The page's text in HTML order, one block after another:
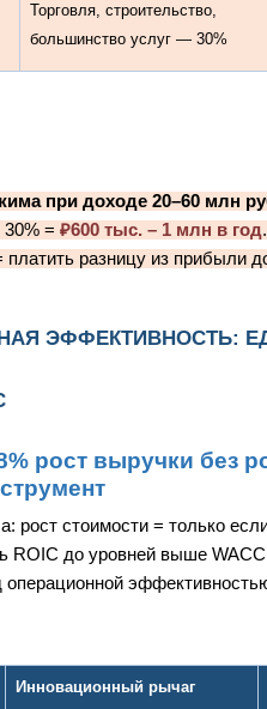
Торговля, строительство,
большинство услуг — 30%
при доходе 20–60 млн
= ₽600 тыс. – 1 млн в год
платить разницу из прибыли
ЭФФЕКТИВНОСТЬ:
рост выручки без
рост стоимости = только
ROIC до уровней выше
операционной
Инновационный рычаг